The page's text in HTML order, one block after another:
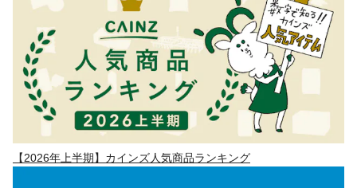
【2026年上半期】カインズ人気商品ランキング